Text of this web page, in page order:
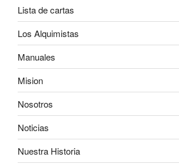
Lista de cartas
Los Alquimistas
Manuales
Mision
Nosotros
Noticias
Nuestra Historia